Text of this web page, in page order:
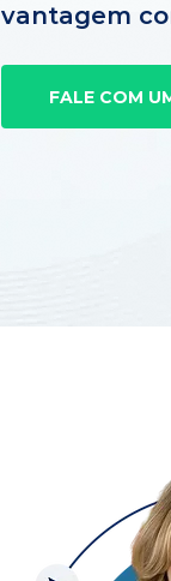
vantagem
FALE COM